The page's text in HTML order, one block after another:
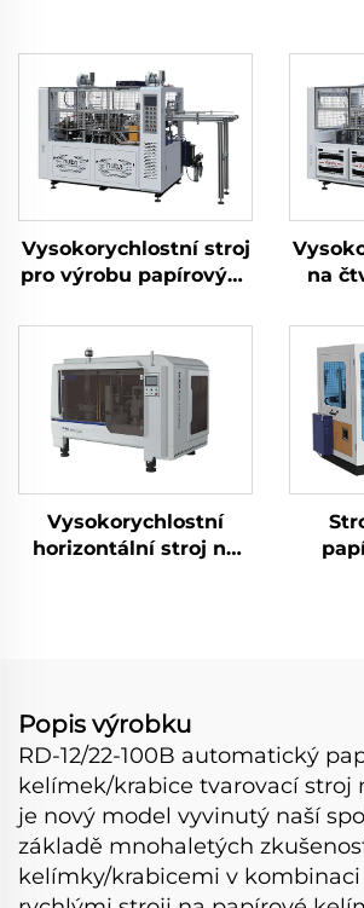
Vysokorychlostní stroj
pro výrobu papírových
na
Vysokorychlostní
horizontální stroj na
Popis výrobku
RD-12/22-100B automatický
kelímek/krabice tvarovací stroj
je nový model vyvinutý naší
základě mnohaletých
kelímky/krabicemi v kombinaci